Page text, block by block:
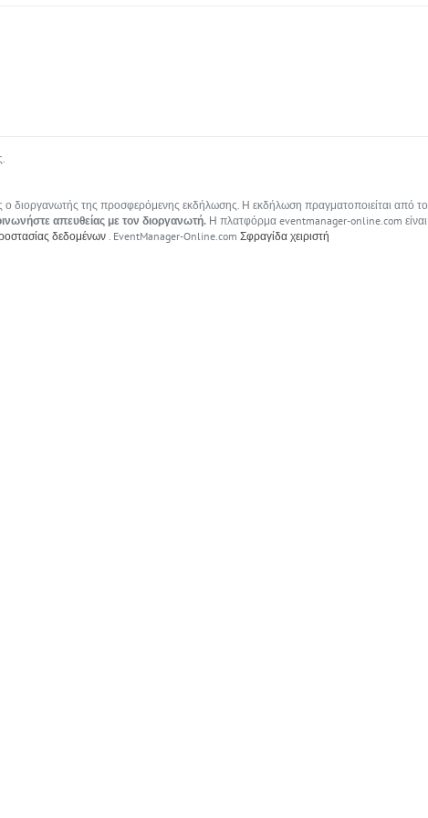
ο διοργανωτής της προσφερόμενης εκδήλωσης. Η εκδήλωση πραγματοποιείται από
απευθείας με τον διοργανωτή. Η πλατφόρμα eventmanager-online.com
δεδομένων . EventManager-Online.com Σφραγίδα χειριστή